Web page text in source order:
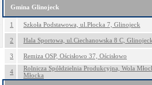
Gmina Glinojeck
1 Szkoła Podstawowa, ul.Płocka 7, Glinojeck
2 Hala Sportowa, ul.Ciechanowska 8 C,
3 Remiza OSP, Ościsłowo 37, Ościsłowo
4
Rolnicza Spółdzielnia Produkcyjna, Wola
Młocka